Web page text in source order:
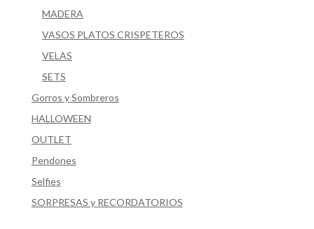
MADERA
VASOS PLATOS CRISPETEROS
VELAS
SETS
Gorros y Sombreros
HALLOWEEN
OUTLET
Pendones
Selfies
SORPRESAS y RECORDATORIOS